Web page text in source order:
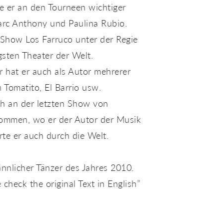
er an den Tourneen wichtiger
Anthony und Paulina Rubio.
Los Farruco unter der Regie
Theater der Welt.
hat er auch als Autor mehrerer
El Barrio usw.
an der letzten Show von
wo er der Autor der Musik
er auch durch die Welt.
Tänzer des Jahres 2010.
the original Text in English”